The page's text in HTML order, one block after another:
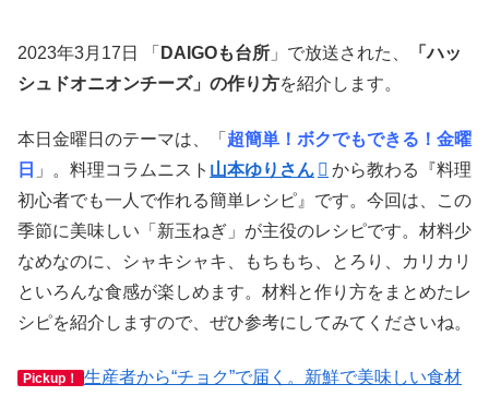
2023年3月17日 「 DAIGOも台所 」で放送された、
「ハッ
シュドオニオンチーズ」の作り方を紹介します。
本日金曜日のテーマは、「 超簡単！ボクでもできる！金曜
日 」。料理コラムニスト 山本ゆりさん
から教わる『料理
初心者でも一人で作れる簡単レシピ』です。今回は、この
季節に美味しい「新玉ねぎ」が主役のレシピです。材料少
なめなのに、シャキシャキ、もちもち、とろり、カリカリ
といろんな食感が楽しめます。材料と作り方をまとめたレ
シピを紹介しますので、ぜひ参考にしてみてくださいね。
Pickup！
生産者から“チョク”で届く。新鮮で美味しい食材